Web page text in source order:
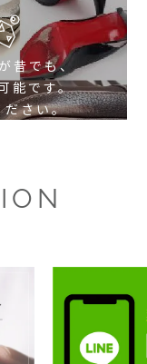
昔でも、
能です。
ださい。